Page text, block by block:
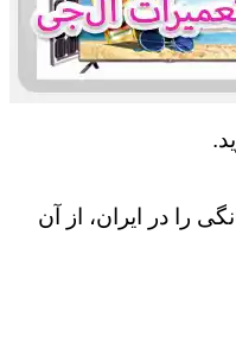
را در ایران، از آن